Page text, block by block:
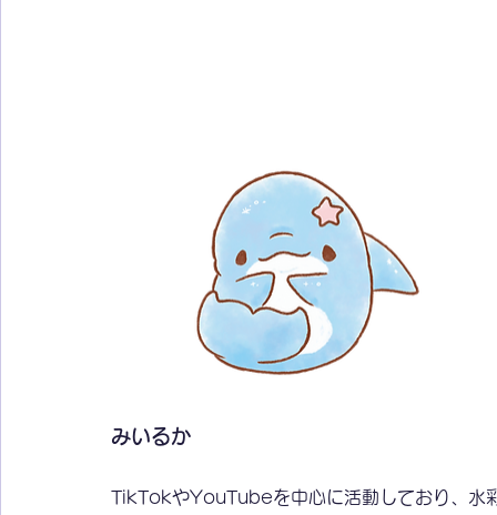
みいるか
TikTokやYouTubeを中心に活動しており、水